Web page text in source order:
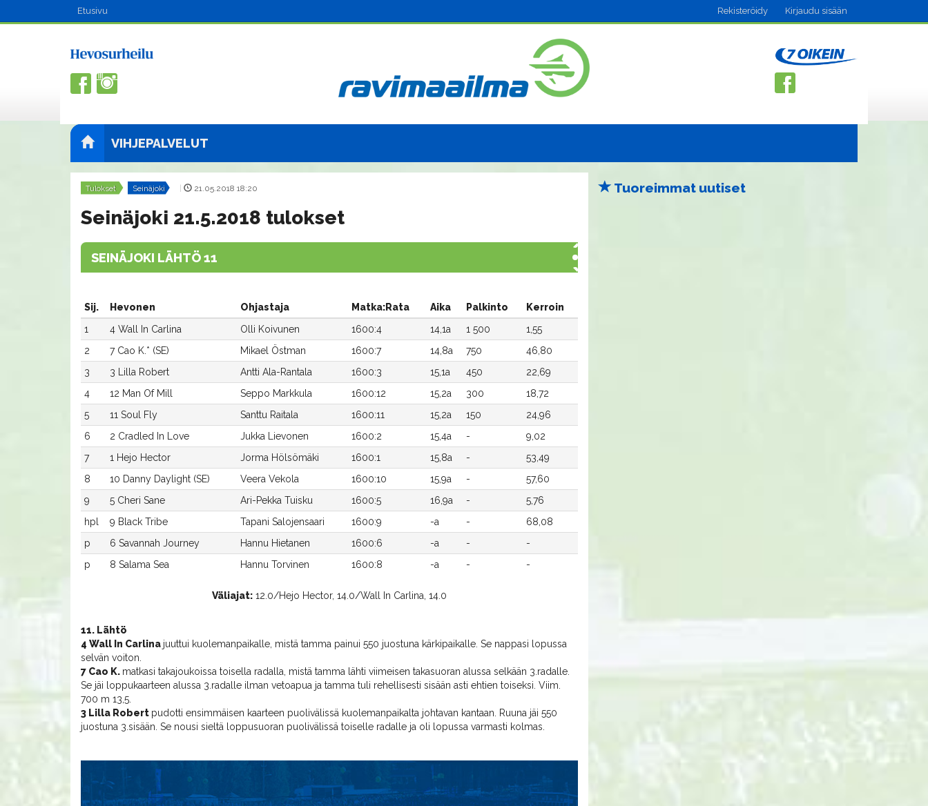
Etusivu Rekisteröidy Kirjaudu sisään
VIHJEPALVELUT
Tulokset Seinäjoki 21.05.2018 18:20
Seinäjoki 21.5.2018 tulokset
SEINÄJOKI LÄHTÖ 11
Sij. Hevonen Ohjastaja Matka:Rata Aika Palkinto
Kerroin
1
4 Wall In Carlina Olli Koivunen 1600:4 14,1a 1 500
1,55
2
7 Cao K.* (SE) Mikael Östman 1600:7 14,8a 750
46,80
3
3 Lilla Robert Antti Ala-Rantala 1600:3 15,1a 450
22,69
4
12 Man Of Mill Seppo Markkula 1600:12 15,2a 300
18,72
5
11 Soul Fly Santtu Raitala 1600:11 15,2a 150
24,96
6
2 Cradled In Love Jukka Lievonen 1600:2 15,4a -
9,02
7
1 Hejo Hector Jorma Hölsömäki 1600:1 15,8a -
53,49
8
10 Danny Daylight (SE) Veera Vekola 1600:10 15,9a -
57,60
9
5 Cheri Sane Ari-Pekka Tuisku 1600:5 16,9a -
5,76
hpl
9 Black Tribe Tapani Salojensaari 1600:9 -a -
68,08
p
6 Savannah Journey Hannu Hietanen 1600:6 -a -
-
p
8 Salama Sea Hannu Torvinen 1600:8 -a - -
Väliajat: 12.0/Hejo Hector, 14.0/Wall In Carlina, 14.0
11. Lähtö
4 Wall In Carlina juuttui kuolemanpaikalle, mistä tamma painui 550 juostuna kärkipaikalle. Se nappasi lopussa
selvän voiton.
7 Cao K. matkasi takajoukoissa toisella radalla, mistä tamma lähti viimeisen takasuoran alussa selkään 3.radalle.
Se jäi loppukaarteen alussa 3.radalle ilman vetoapua ja tamma tuli rehellisesti sisään asti ehtien toiseksi. Viim.
700 m 13,5.
3 Lilla Robert pudotti ensimmäisen kaarteen puolivälissä kuolemanpaikalta johtavan kantaan. Ruuna jäi 550
juostuna 3.sisään. Se nousi sieltä loppusuoran puolivälissä toiselle radalle ja oli lopussa varmasti kolmas.
Tuoreimmat uutiset